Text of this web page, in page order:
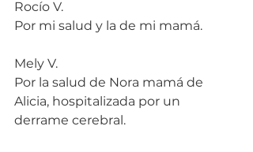
Rocío V.
Por mi salud y la de mi mamá.
Mely V.
Por la salud de Nora mamá de
Alicia, hospitalizada por un
derrame cerebral.